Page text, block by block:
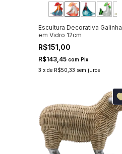
Escultura Decorativa Galinha
em Vidro 12cm
R$151,00
R$143,45 com Pix
3 x de R$50,33 sem juros